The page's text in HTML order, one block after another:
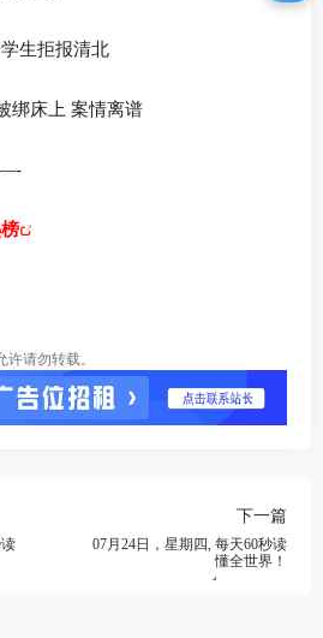
生拒报清北
绑床上 案情离谱
—-
请勿转载。
下一篇
07月24日，星期四, 每天60秒读
懂全世界！